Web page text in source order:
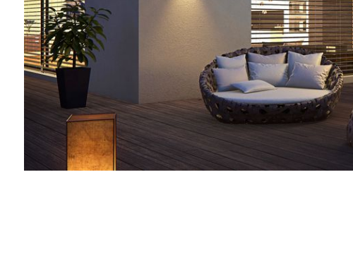
Sonnenschirme
SOMBRANO
PENDALEX
AMBIENTE nova
CASTELLO
PALAZZO